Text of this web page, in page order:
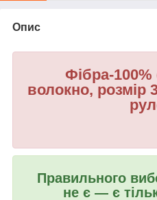
Опис
Фібра-
волокно, розмір
Правильного
не є — є